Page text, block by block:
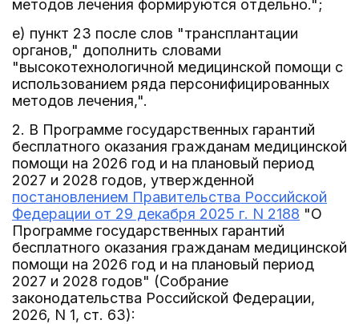
методов лечения формируются отдельно.";
е) пункт 23 после слов "трансплантации
органов," дополнить словами
"высокотехнологичной медицинской помощи с
использованием ряда персонифицированных
методов лечения,".
2. В Программе государственных гарантий
бесплатного оказания гражданам медицинской
помощи на 2026 год и на плановый период
2027 и 2028 годов, утвержденной
постановлением Правительства Российской
Федерации от 29 декабря 2025 г. N 2188 "О
Программе государственных гарантий
бесплатного оказания гражданам медицинской
помощи на 2026 год и на плановый период
2027 и 2028 годов" (Собрание
законодательства Российской Федерации,
2026, N 1, ст. 63):